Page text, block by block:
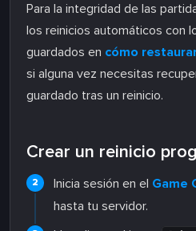
Para la integridad de las
los reinicios automáticos con
guardados en cómo
si alguna vez necesitas
guardado tras un reinicio.
Crear un reinicio
Inicia sesión en el Game
hasta tu servidor.